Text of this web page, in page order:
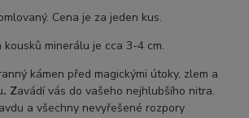
Cena je za jeden kus.
minerálu je cca 3-4 cm.
kámen před magickými útoky, zlem a
. Zavádí vás do vašeho nejhlubšího nitra.
a všechny nevyřešené rozpory